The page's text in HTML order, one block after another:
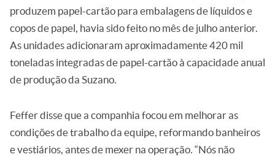
produzem papel-cartão para embalagens de líquidos e
copos de papel, havia sido feito no mês de julho anterior.
As unidades adicionaram aproximadamente 420 mil
toneladas integradas de papel-cartão à capacidade anual
de produção da Suzano.
Feffer disse que a companhia focou em melhorar as
condições de trabalho da equipe, reformando banheiros
e vestiários, antes de mexer na operação. “Nós não